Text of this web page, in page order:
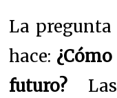
La
hace:
futuro?